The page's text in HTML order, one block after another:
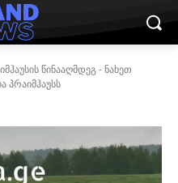
წინააღმდეგ - ნახეთ
პრაიმჰაუსს